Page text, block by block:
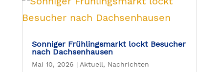
Sonniger Frühlingsmarkt lockt Besucher
nach Dachsenhausen
Mai 10, 2026 | Aktuell, Nachrichten